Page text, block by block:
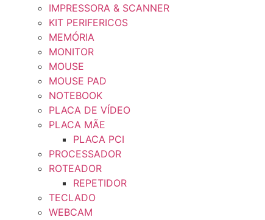
IMPRESSORA & SCANNER
KIT PERIFERICOS
MEMÓRIA
MONITOR
MOUSE
MOUSE PAD
NOTEBOOK
PLACA DE VÍDEO
PLACA MÃE
PLACA PCI
PROCESSADOR
ROTEADOR
REPETIDOR
TECLADO
WEBCAM